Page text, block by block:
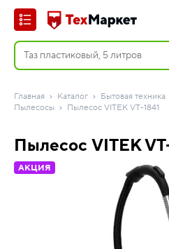
Главная Каталог Бытовая техника
Пылесосы
Пылесос VITEK VT-1841
Пылесос VITEK
АКЦИЯ